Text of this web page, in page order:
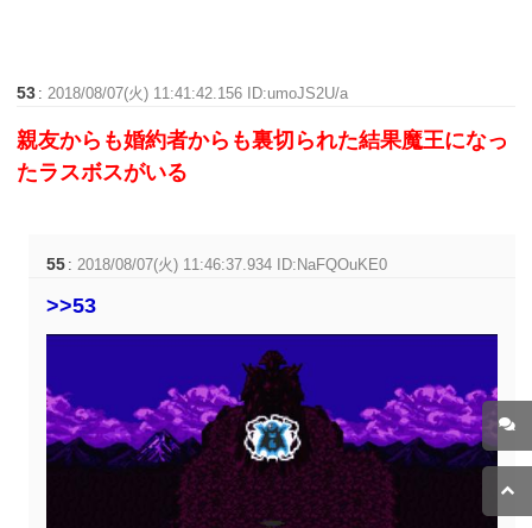
53 :2018/08/07(火) 11:41:42.156 ID:umoJS2U/a
親友からも婚約者からも裏切られた結果魔王になっ
たラスボスがいる
55 :2018/08/07(火) 11:46:37.934 ID:NaFQOuKE0
>>53